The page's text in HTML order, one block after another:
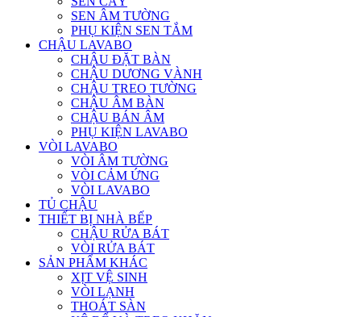
SEN ÂM TƯỜNG
PHỤ KIỆN SEN TẮM
CHẬU LAVABO
CHẬU ĐẶT BÀN
CHẬU DƯƠNG VÀNH
CHẬU TREO TƯỜNG
CHẬU ÂM BÀN
CHẬU BÁN ÂM
PHỤ KIỆN LAVABO
VÒI LAVABO
VÒI ÂM TƯỜNG
VÒI CẢM ỨNG
VÒI LAVABO
TỦ CHẬU
THIẾT BỊ NHÀ BẾP
CHẬU RỬA BÁT
VÒI RỬA BÁT
SẢN PHẨM KHÁC
XỊT VỆ SINH
VÒI LẠNH
THOÁT SÀN